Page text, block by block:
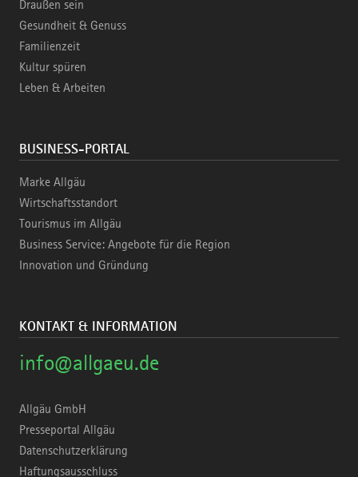
Draußen sein
Gesundheit & Genuss
Familienzeit
Kultur spüren
Leben & Arbeiten
BUSINESS-PORTAL
Marke Allgäu
Wirtschaftsstandort
Tourismus im Allgäu
Business Service: Angebote für die Region
Innovation und Gründung
KONTAKT & INFORMATION
info@allgaeu.de
Allgäu GmbH
Presseportal Allgäu
Datenschutzerklärung
Haftungsausschluss